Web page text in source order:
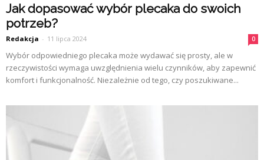
Jak dopasować wybór plecaka do swoich
potrzeb?
Redakcja - 11 lipca 2024 0
Wybór odpowiedniego plecaka może wydawać się prosty, ale w
rzeczywistości wymaga uwzględnienia wielu czynników, aby zapewnić
komfort i funkcjonalność. Niezależnie od tego, czy poszukiwane...